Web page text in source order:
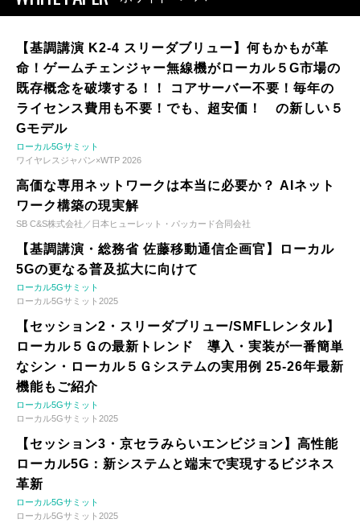
【基調講演 K2-4 スリーダブリュー】何もかもが革
命！ゲームチェンジャー無線機がローカル５G市場の
既存概念を破壊する！！ コアサーバー不要！毎年の
ライセンス費用も不要！でも、超安価！ の新しい５
Gモデル
ローカル5Gサミット
ワイヤレスジャパン×WTP 2026
高価な専用ネットワークは本当に必要か？ AIネット
ワーク構築の現実解
SB C&S株式会社／日本ヒューレット・パッカード合同会社
【基調講演・総務省 佐藤移動通信企画官】ローカル
5Gの更なる普及拡大に向けて
ローカル5Gサミット
ローカル5Gサミット2025
【セッション2・スリーダブリュー/SMFLレンタル】
ローカル５Ｇの最新トレンド 導入・実装が一番簡単
なシン・ローカル５Ｇシステムの実用例 25-26年最新
機能もご紹介
ローカル5Gサミット
ローカル5Gサミット2025
【セッション3・京セラみらいエンビジョン】高性能
ローカル5G：新システムと端末で実現するビジネス
革新
ローカル5Gサミット
ローカル5Gサミット2025